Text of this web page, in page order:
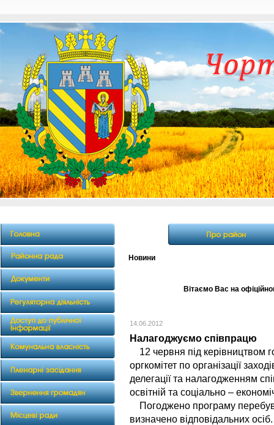
Новини
Вітаємо Вас на
14.06.2012
Налагоджуємо співпрацю
12 червня під керівництвом
оргкомітет по організації
делегації та налагодженням
освітній та соціально –
Погоджено програму
визначено відповідальних